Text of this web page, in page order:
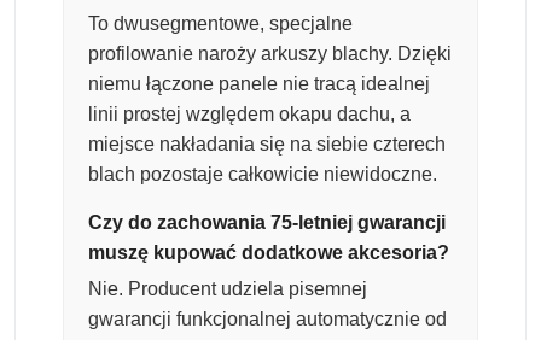
To dwusegmentowe, specjalne
profilowanie naroży arkuszy blachy. Dzięki
niemu łączone panele nie tracą idealnej
linii prostej względem okapu dachu, a
miejsce nakładania się na siebie czterech
blach pozostaje całkowicie niewidoczne.
Czy do zachowania 75-letniej gwarancji
muszę kupować dodatkowe akcesoria?
Nie. Producent udziela pisemnej
gwarancji funkcjonalnej automatycznie od